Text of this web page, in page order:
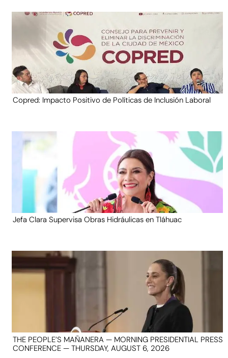
Copred: Impacto Positivo de Políticas de Inclusión Laboral
Jefa Clara Supervisa Obras Hidráulicas en Tláhuac
THE PEOPLE’S MAÑANERA — MORNING PRESIDENTIAL PRESS
CONFERENCE — THURSDAY, AUGUST 6, 2026